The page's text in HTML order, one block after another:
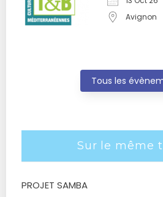
Avignon
Tous les
Sur le même
PROJET SAMBA